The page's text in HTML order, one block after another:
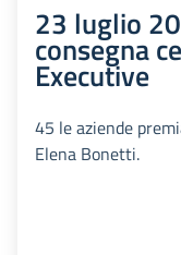
23 luglio
consegna
Executive
45 le aziende
Elena Bonetti.